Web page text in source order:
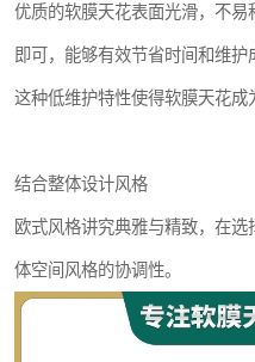
优质的软膜天花表面光滑，不
即可，能够有效节省时间和维护
这种低维护特性使得软膜天花成
结合整体设计风格
欧式风格讲究典雅与精致，在
体空间风格的协调性。